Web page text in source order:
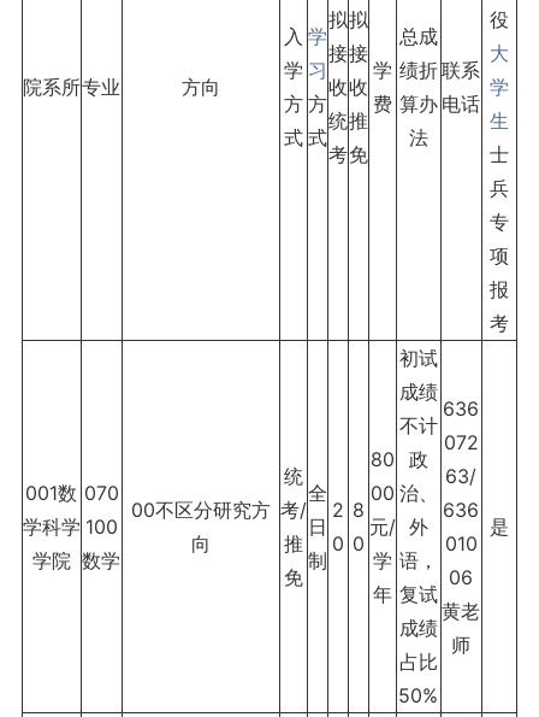
院系所专业 方向
入
学
方
式
学
习
方
式
拟
接
收
统
考
拟
接
收
推
免
学
费
总成
绩折
算办
法
联系
电话
役
大
学
生
士
兵
专
项
报
考
001数
学科学
学院
070
100
数学
00不区分研究方
向
统
考/
推
免
全
日
制
2
0
8
0
80
00
元/
学
年
初试
成绩
不计
政
治、
外
语，
复试
成绩
占比
50%
636
072
63/
636
010
06
黄老
师
是